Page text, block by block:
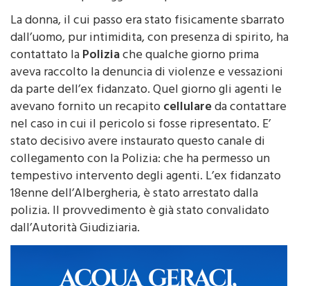
vittima stava passeggiando a piedi.
La donna, il cui passo era stato fisicamente sbarrato
dall’uomo, pur intimidita, con presenza di spirito, ha
contattato laPoliziache qualche giorno prima
aveva raccolto la denuncia di violenze e vessazioni
da parte dell’ex fidanzato. Quel giorno gli agenti le
avevano fornito un recapitocellulareda contattare
nel caso in cui il pericolo si fosse ripresentato. E’
stato decisivo avere instaurato questo canale di
collegamento con la Polizia: che ha permesso un
tempestivo intervento degli agenti. L’ex fidanzato
18enne dell’Albergheria, è stato arrestato dalla
polizia. Il provvedimento è già stato convalidato
dall’Autorità Giudiziaria.